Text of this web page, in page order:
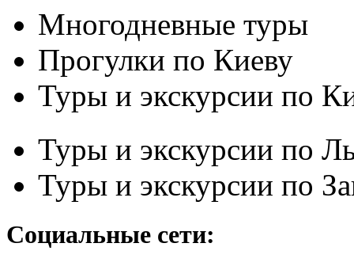
Многодневные туры
Прогулки по Киеву
Туры и экскурсии по
Туры и экскурсии по
Туры и экскурсии по
Социальные сети: